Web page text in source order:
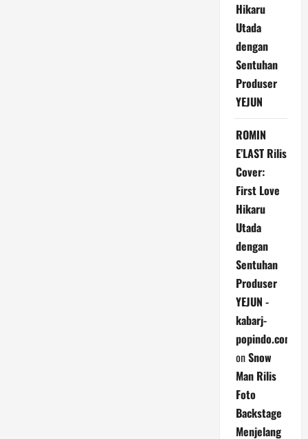
Hikaru
Utada
dengan
Sentuhan
Produser
YEJUN
ROMIN
E’LAST Rilis
Cover:
First Love
Hikaru
Utada
dengan
Sentuhan
Produser
YEJUN -
kabarj-
popindo.com
onSnow
Man Rilis
Foto
Backstage
Menjelang